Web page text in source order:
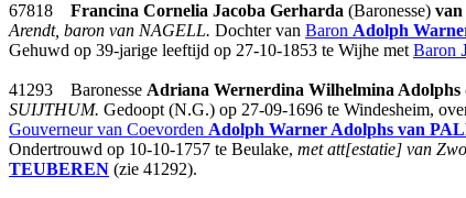
67818 Francina Cornelia Jacoba Gerharda (Baronesse)
Arendt, baron van NAGELL. Dochter van Baron Adolph
Gehuwd op 39-jarige leeftijd op 27-10-1853 te Wijhe met Baron
41293 Baronesse Adriana Wernerdina Wilhelmina Adolphs
SUIJTHUM. Gedoopt (N.G.) op 27-09-1696 te Windesheim,
Gouverneur van Coevorden Adolph Warner Adolphs van
Ondertrouwd op 10-10-1757 te Beulake, met att[estatie] van
TEUBEREN (zie 41292).